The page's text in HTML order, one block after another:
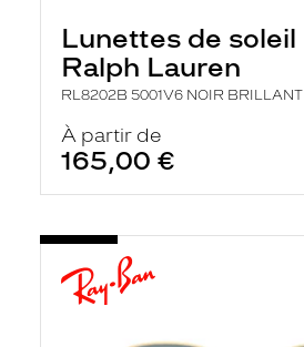
Lunettes de soleil
Ralph Lauren
RL8202B 5001V6 NOIR BRILLANT
À partir de
165,00 €